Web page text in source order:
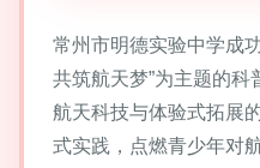
常州市明德实验中学成
共筑航天梦”为主题的
航天科技与体验式拓展
式实践，点燃青少年对